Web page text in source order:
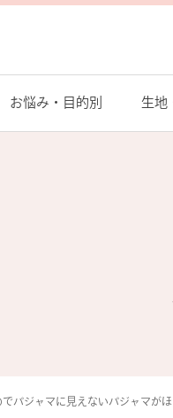
お悩み・目的別 生地
パジャマに見えないパジャマがほ